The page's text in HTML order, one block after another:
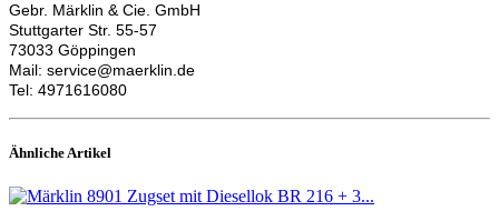
Gebr. Märklin & Cie. GmbH
Stuttgarter Str. 55-57
73033 Göppingen
Mail: service@maerklin.de
Tel: 4971616080
Ähnliche Artikel